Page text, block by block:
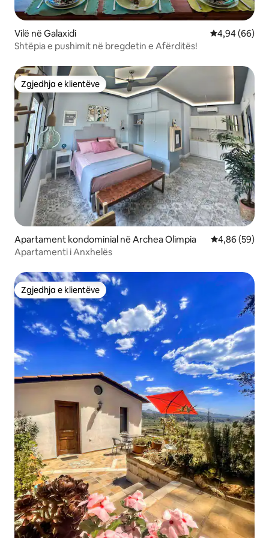
Vilë në Galaxidi Vlerësimi
4,94 (66)
Shtëpia e pushimit në bregdetin e Afërditës!
Zgjedhja e klientëve
Zgjedhja e klientëve
Apartament kondominial në Archea Olimpia Vlerësimi
4,86 (59)
Apartamenti i Anxhelës
Zgjedhja e klientëve
Zgjedhja e klientëve